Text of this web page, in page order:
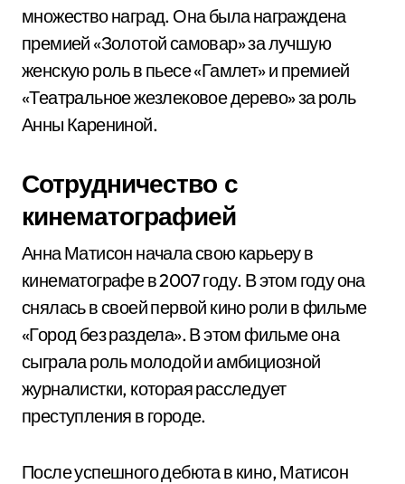
множество наград. Она была награждена
премией «Золотой самовар» за лучшую
женскую роль в пьесе «Гамлет» и премией
«Театральное жезлековое дерево» за роль
Анны Карениной.
Сотрудничество с
кинематографией
Анна Матисон начала свою карьеру в
кинематографе в 2007 году. В этом году она
снялась в своей первой кино роли в фильме
«Город без раздела». В этом фильме она
сыграла роль молодой и амбициозной
журналистки, которая расследует
преступления в городе.
После успешного дебюта в кино, Матисон